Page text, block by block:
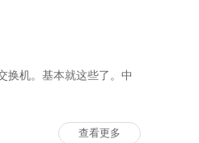
换机。基本就这些了。中
查看更多